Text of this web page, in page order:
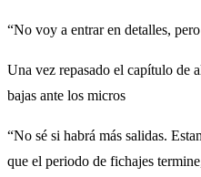
“No voy a entrar en detalles,
Una vez repasado el capítulo de
bajas ante los micros
“No sé si habrá más salidas.
que el periodo de fichajes